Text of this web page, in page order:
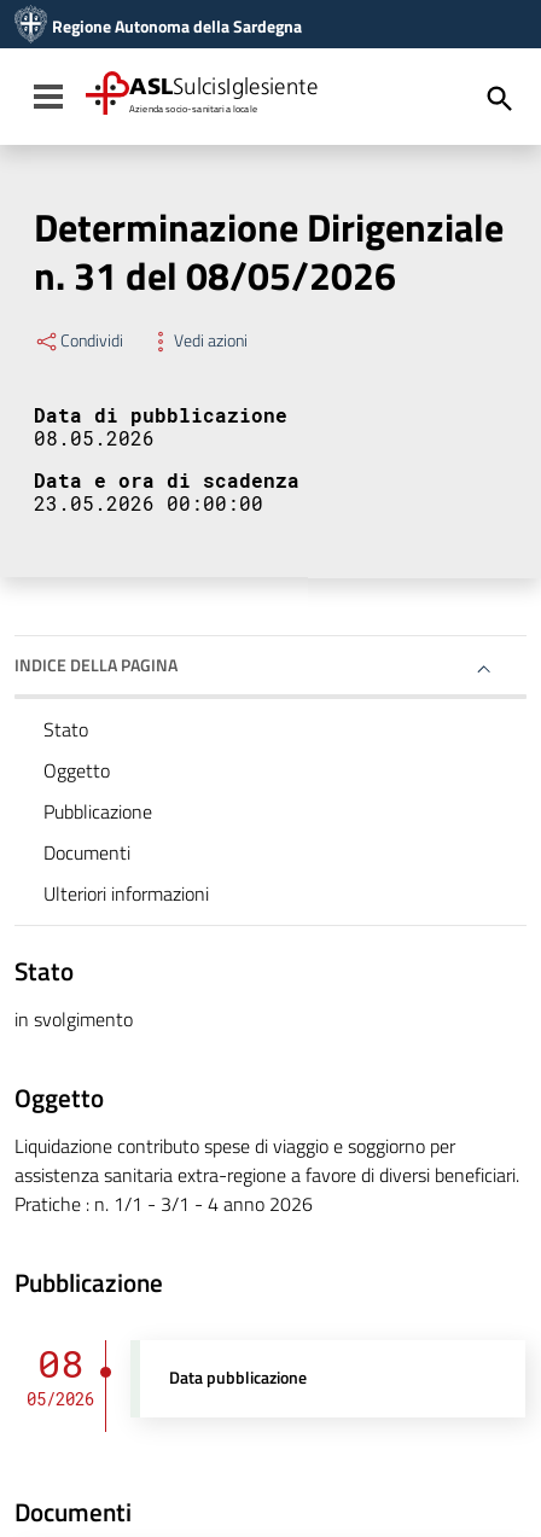
Vai al menu di navigazione
Vai al footer
Regione Autonoma della Sardegna
Toggle navigation
ASLSulcisIglesiente
Azienda socio-sanitaria locale
Determinazione Dirigenziale
n. 31 del 08/05/2026
Condividi Vedi azioni
Data di pubblicazione
08.05.2026
Data e ora di scadenza
23.05.2026 00:00:00
INDICE DELLA PAGINA
Stato
Oggetto
Pubblicazione
Documenti
Ulteriori informazioni
Stato
in svolgimento
Oggetto
Liquidazione contributo spese di viaggio e soggiorno per
assistenza sanitaria extra-regione a favore di diversi beneficiari.
Pratiche : n. 1/1 - 3/1 - 4 anno 2026
Pubblicazione
08
05/2026
Data pubblicazione
Documenti